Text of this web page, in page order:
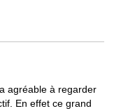
agréable à regarder
En effet ce grand